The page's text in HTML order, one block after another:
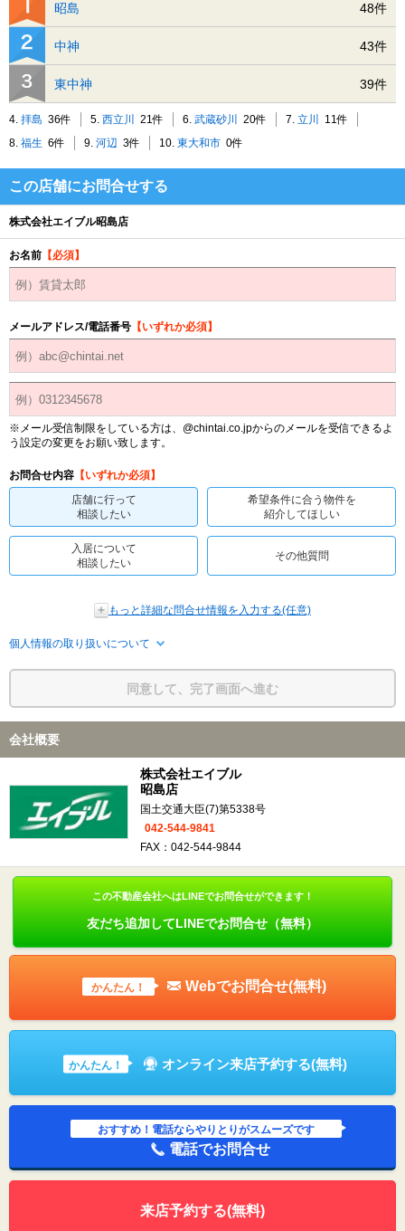
昭島 48件
中神 43件
東中神 39件
4. 拝島 36件 5. 西立川 21件 6. 武蔵砂川 20件 7. 立川 11件
8. 福生 6件 9. 河辺 3件 10. 東大和市 0件
この店舗にお問合せする
株式会社エイブル昭島店
お名前 【必須】
メールアドレス/電話番号 【いずれか必須】
※メール受信制限をしている方は、@chintai.co.jpからのメールを受信できるよ
う設定の変更をお願い致します。
お問合せ内容 【いずれか必須】
店舗に行って
相談したい
希望条件に合う物件を
紹介してほしい
入居について
相談したい
その他質問
もっと詳細な問合せ情報を入力する(任意)
個人情報の取り扱いについて
同意して、完了画面へ進む
会社概要
株式会社エイブル
昭島店
国土交通大臣(7)第5338号
042-544-9841
FAX：042-544-9844
この不動産会社へはLINEでお問合せができます！
友だち追加してLINEでお問合せ（無料）
かんたん！ Webでお問合せ(無料)
かんたん！ オンライン来店予約する(無料)
おすすめ！電話ならやりとりがスムーズです
電話でお問合せ
来店予約する(無料)